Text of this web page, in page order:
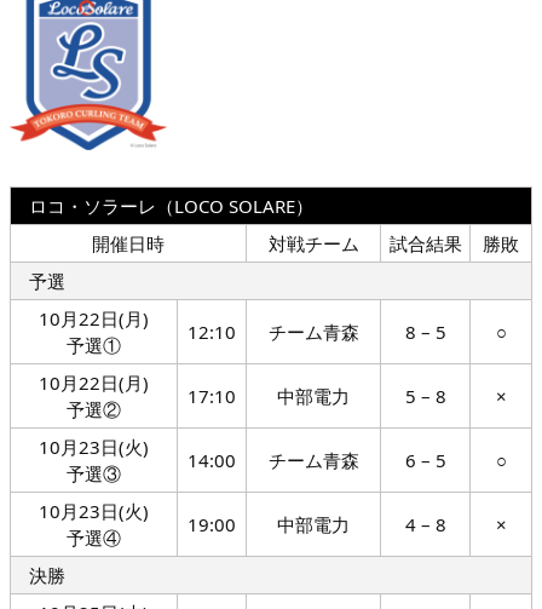
ロコ・ソラーレ（LOCO SOLARE）
開催日時
対戦チーム 試合結果
勝敗
予選
10月22日(月)
予選①
12:10 チーム青森 8 – 5 ○
10月22日(月)
予選②
17:10 中部電力 5 – 8 ×
10月23日(火)
予選③
14:00 チーム青森 6 – 5 ○
10月23日(火)
予選④
19:00 中部電力 4 – 8 ×
決勝